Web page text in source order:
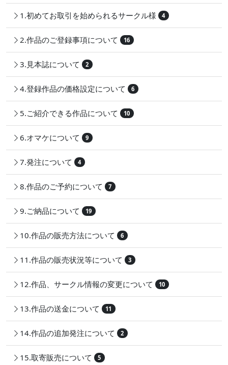
1.初めてお取引を始められるサークル様 4
2.作品のご登録事項について 16
3.見本誌について 2
4.登録作品の価格設定について 6
5.ご紹介できる作品について 10
6.オマケについて 9
7.発注について 4
8.作品のご予約について 7
9.ご納品について 19
10.作品の販売方法について 6
11.作品の販売状況等について 3
12.作品、サークル情報の変更について 10
13.作品の送金について 11
14.作品の追加発注について 2
15.取寄販売について 5